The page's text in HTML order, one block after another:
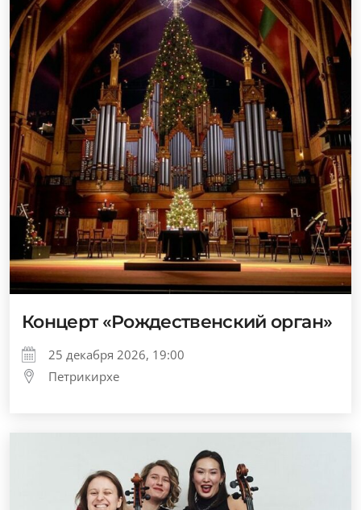
Концерт «Рождественский орган»
25 декабря 2026, 19:00
Петрикирхе